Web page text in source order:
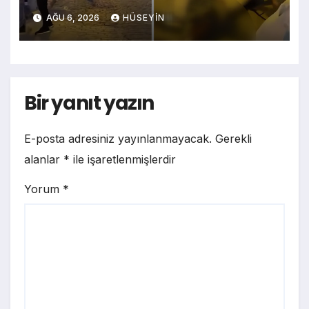
Sahibini Bıçakladı, Şüpheli
Tutuklandı
AĞU 6, 2026 HÜSEYIN
Bir yanıt yazın
E-posta adresiniz yayınlanmayacak. Gerekli
alanlar * ile işaretlenmişlerdir
Yorum *